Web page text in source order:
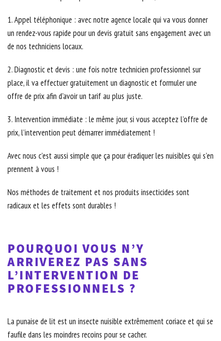
1. Appel téléphonique : avec notre agence locale qui va vous donner
un rendez-vous rapide pour un devis gratuit sans engagement avec un
de nos techniciens locaux.
2. Diagnostic et devis : une fois notre technicien professionnel sur
place, il va effectuer gratuitement un diagnostic et formuler une
offre de prix afin d'avoir un tarif au plus juste.
3. Intervention immédiate : le même jour, si vous acceptez l’offre de
prix, l’intervention peut démarrer immédiatement !
Avec nous c’est aussi simple que ça pour éradiquer les nuisibles qui s’en
prennent à vous !
Nos méthodes de traitement et nos produits insecticides sont
radicaux et les effets sont durables !
POURQUOI VOUS N’Y
ARRIVEREZ PAS SANS
L’INTERVENTION DE
PROFESSIONNELS ?
La punaise de lit est un insecte nuisible extrêmement coriace et qui se
faufile dans les moindres recoins pour se cacher.